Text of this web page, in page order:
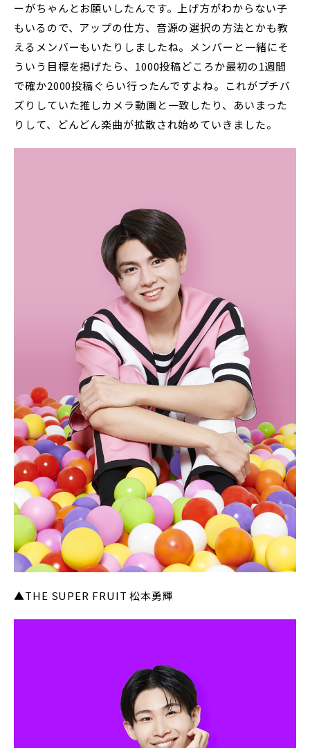
ーがちゃんとお願いしたんです。上げ方がわからない子
もいるので、アップの仕方、音源の選択の方法とかも教
えるメンバーもいたりしましたね。メンバーと一緒にそ
ういう目標を掲げたら、1000投稿どころか最初の1週間
で確か2000投稿ぐらい行ったんですよね。これがプチバ
ズりしていた推しカメラ動画と一致したり、あいまった
りして、どんどん楽曲が拡散され始めていきました。
▲THE SUPER FRUIT 松本勇輝